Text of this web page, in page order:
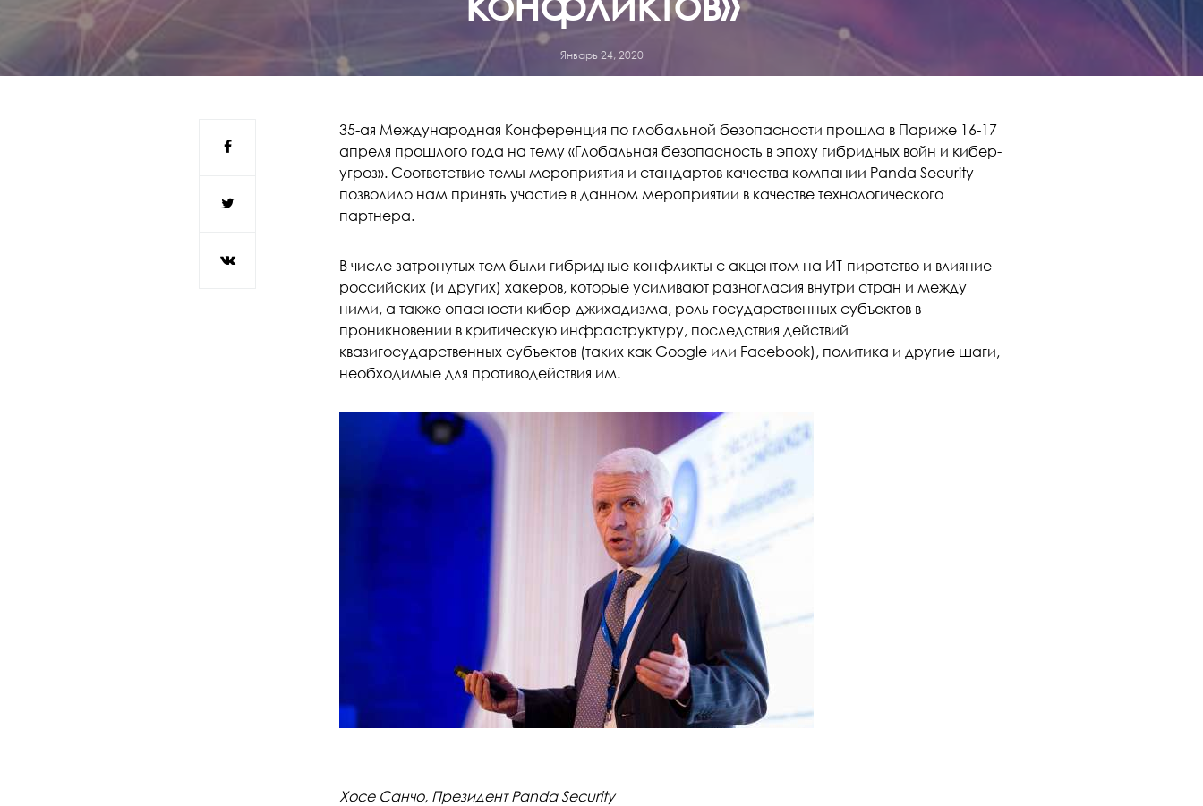
Январь 24, 2020
35-ая Международная Конференция по глобальной безопасности прошла в Париже 16-17
апреля прошлого года на тему «Глобальная безопасность в эпоху гибридных войн и кибер-
угроз». Соответствие темы мероприятия и стандартов качества компании Panda Security
позволило нам принять участие в данном мероприятии в качестве технологического
партнера.
В числе затронутых тем были гибридные конфликты с акцентом на ИТ-пиратство и влияние
российских (и других) хакеров, которые усиливают разногласия внутри стран и между
ними, а также опасности кибер-джихадизма, роль государственных субъектов в
проникновении в критическую инфраструктуру, последствия действий
квазигосударственных субъектов (таких как Google или Facebook), политика и другие шаги,
необходимые для противодействия им.
Хосе Санчо, Президент Panda Security